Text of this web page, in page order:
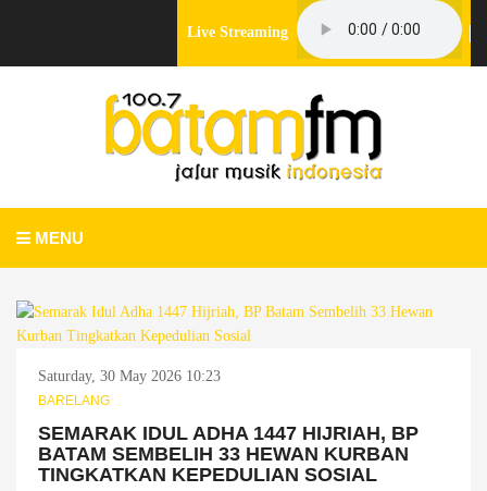
Live Streaming
MENU
Saturday, 30 May 2026 10:23
BARELANG
SEMARAK IDUL ADHA 1447 HIJRIAH, BP
BATAM SEMBELIH 33 HEWAN KURBAN
TINGKATKAN KEPEDULIAN SOSIAL